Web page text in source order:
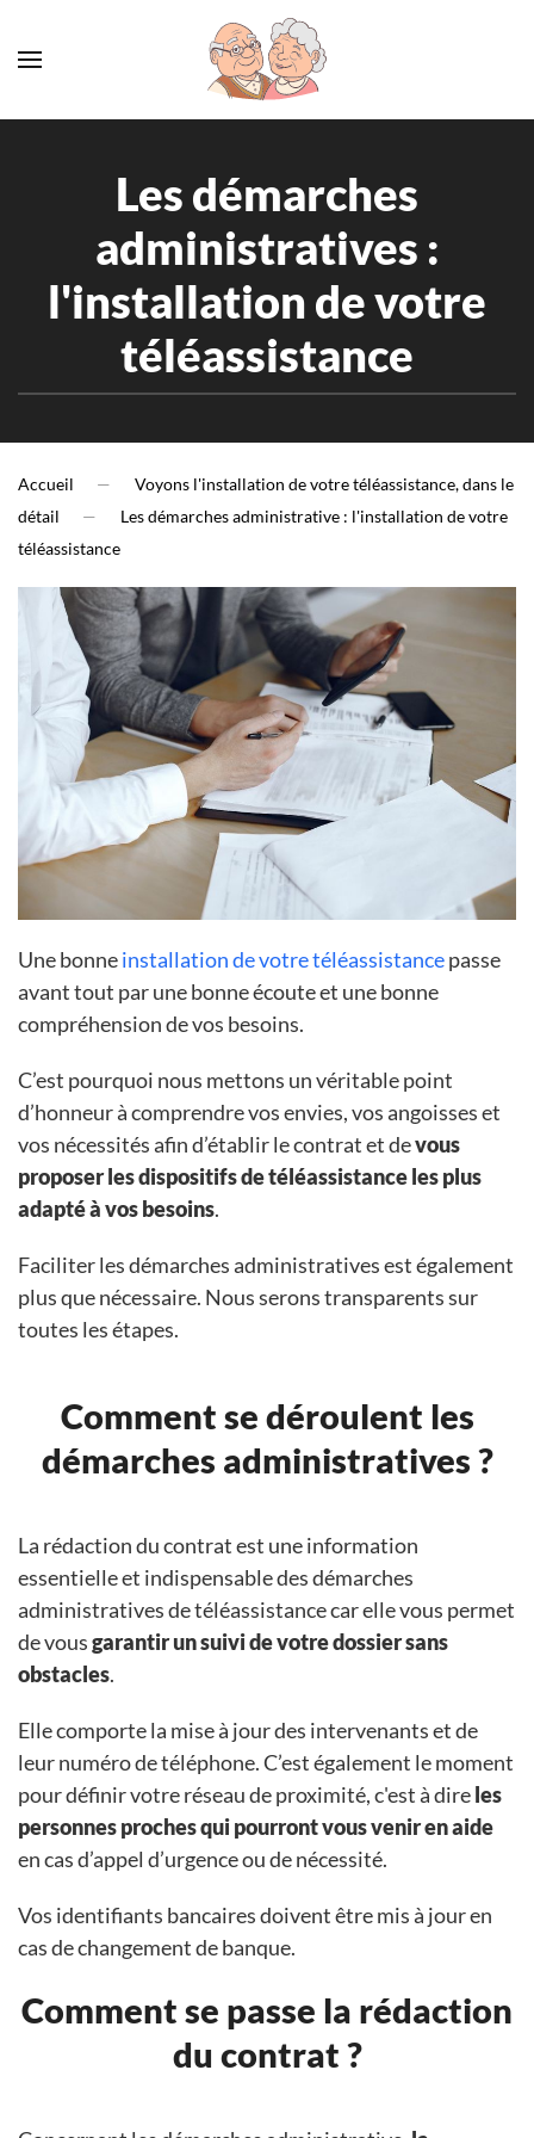
Accéder au contenu principal
Les démarches
administratives :
l'installation de votre
téléassistance
Accueil
Voyons l'installation de votre téléassistance, dans le
détail
Les démarches administrative : l'installation de votre
téléassistance
Une bonneinstallation de votre téléassistancepasse
avant tout par une bonne écoute et une bonne
compréhension de vos besoins.
C’est pourquoi nous mettons un véritable point
d’honneur à comprendre vos envies, vos angoisses et
vos nécessités afin d’établir le contrat et devous
proposer les dispositifs de téléassistance les plus
adapté à vos besoins.
Faciliter les démarches administratives est également
plus que nécessaire. Nous serons transparents sur
toutes les étapes.
Comment se déroulent les
démarches administratives ?
La rédaction du contrat est une information
essentielle et indispensable des démarches
administratives de téléassistance car elle vous permet
de vousgarantir un suivi de votre dossier sans
obstacles.
Elle comporte la mise à jour des intervenants et de
leur numéro de téléphone. C’est également le moment
pour définir votre réseau de proximité, c'est à direles
personnes proches qui pourront vous venir en aide
en cas d’appel d’urgence ou de nécessité.
Vos identifiants bancaires doivent être mis à jour en
cas de changement de banque.
Comment se passe la rédaction
du contrat ?